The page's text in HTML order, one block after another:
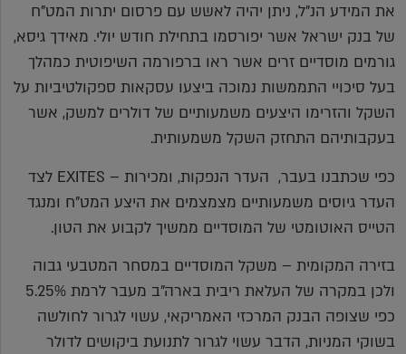
את המידע הנ"ל, ניתן יהיה לאשש עם פרסום יתרות המט"ח
של בנק ישראל אשר יפורסמו בתחילת חודש יולי. מאידך גיסא,
גורמים מוסדיים זרים אשר ראו ברפורמה השיפוטית כמהלך
בעל סיכויי התממשות נמוכה ביצעו עסקאות ספקולטיביות על
השקל והזרימו היצעים משמעותיים של דולרים למשק, אשר
בעקבותיהם התחזק השקל משמעותית.
כפי שכתבנו בעבר, העדר הנפקות, ומכירות – EXITES לצד
העדר גיוסים משמעותיים מצמצמים את היצע המט"ח ומנגד
הטייס האוטומטי של המוסדיים ממשיך לקבוע את הטון.
בזירה המקומית – משקל המוסדיים במסחר המטבעי גבוה
ולכן במקרה של העלאת ריבית בארה"ב מעבר לרמת 5.25%
כפי שצופה הבנק המרכזי האמריקאי, עשוי לגרור לחולשה
בשוקי המניות, הדבר עשוי לגרור לתנועת ביקושים לדולר